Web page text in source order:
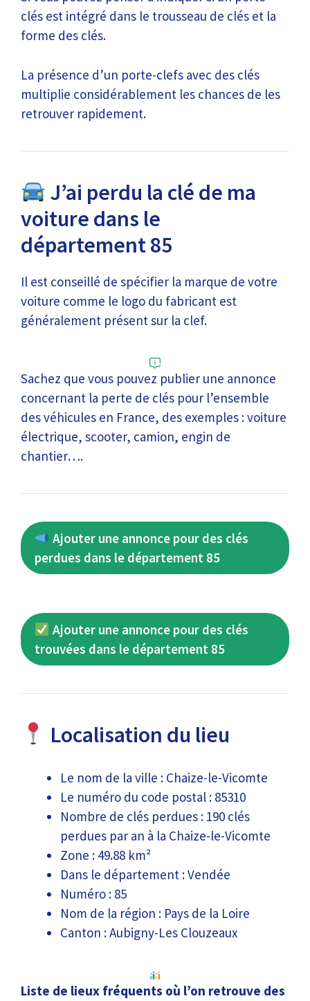
clés est intégré dans le trousseau de clés et la
forme des clés.
La présence d’un porte-clefs avec des clés
multiplie considérablement les chances de les
retrouver rapidement.
J’ai perdu la clé de ma
voiture dans le
département 85
Il est conseillé de spécifier la marque de votre
voiture comme le logo du fabricant est
généralement présent sur la clef.
Sachez que vous pouvez publier une annonce
concernant la perte de clés pour l’ensemble
des véhicules en France, des exemples : voiture
électrique, scooter, camion, engin de
chantier….
Ajouter une annonce pour des clés
perdues dans le département 85
Ajouter une annonce pour des clés
trouvées dans le département 85
Localisation du lieu
Le nom de la ville : Chaize-le-Vicomte
Le numéro du code postal : 85310
Nombre de clés perdues : 190 clés
perdues par an à la Chaize-le-Vicomte
Zone : 49.88 km²
Dans le département : Vendée
Numéro : 85
Nom de la région : Pays de la Loire
Canton : Aubigny-Les Clouzeaux
Liste de lieux fréquents où l’on retrouve des